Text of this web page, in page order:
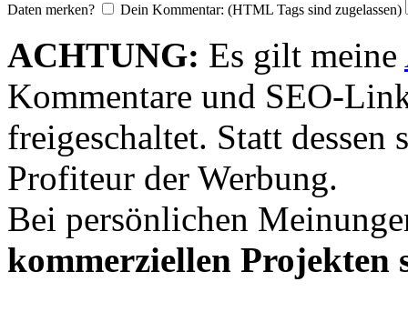
Daten merken? Dein Kommentar: (HTML Tags sind zugelassen)
ACHTUNG: Es gilt meine
Kommentare und SEO-
freigeschaltet. Statt dessen
Profiteur der Werbung.
Bei persönlichen
kommerziellen Projekten